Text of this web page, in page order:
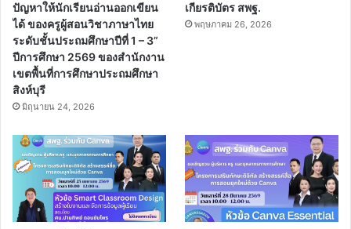
ปัญหาให้นักเรียนอ่านออกเขียน
ได้ ของครูผู้สอนวิชาภาษาไทย
ระดับชั้นประถมศึกษาปีที่ 1 – 3”
ปีการศึกษา 2569 ของสำนักงาน
เขตพื้นที่การศึกษาประถมศึกษา
สิงห์บุรี
มิถุนายน 24, 2026
เกียรติบัตร สพฐ.
พฤษภาคม 26, 2026